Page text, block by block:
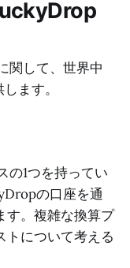
関して、世界中
ます。
の1つを持ってい
の口座を通
す。複雑な換算プ
トについて考える